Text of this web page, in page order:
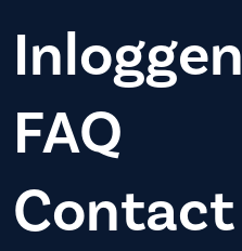
Inloggen
FAQ
Contact